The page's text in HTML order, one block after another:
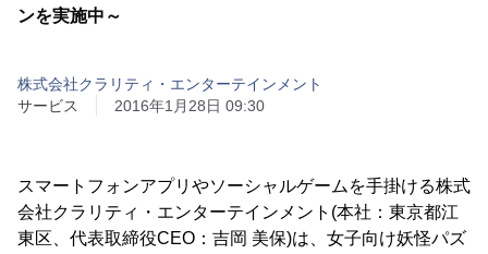
ンを実施中～
株式会社クラリティ・エンターテインメント
サービス
2016年1月28日 09:30
スマートフォンアプリやソーシャルゲームを手掛ける株式
会社クラリティ・エンターテインメント(本社：東京都江
東区、代表取締役CEO：吉岡 美保)は、女子向け妖怪パズ